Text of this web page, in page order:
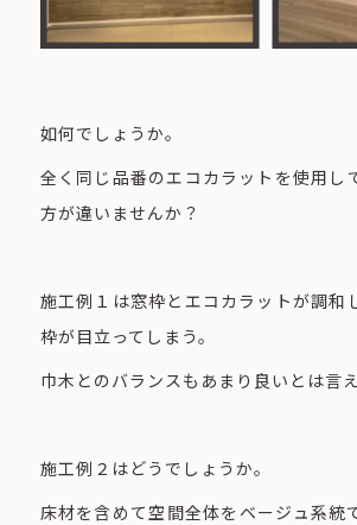
如何でしょうか。
全く同じ品番のエコカラットを使用し
方が違いませんか？
施工例１は窓枠とエコカラットが調和
枠が目立ってしまう。
巾木とのバランスもあまり良いとは言
施工例２はどうでしょうか。
床材を含めて空間全体をベージュ系統